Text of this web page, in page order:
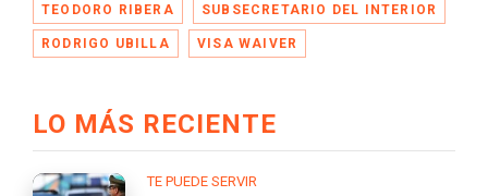
TEODORO RIBERA SUBSECRETARIO DEL INTERIOR
RODRIGO UBILLA VISA WAIVER
LO MÁS RECIENTE
TE PUEDE SERVIR